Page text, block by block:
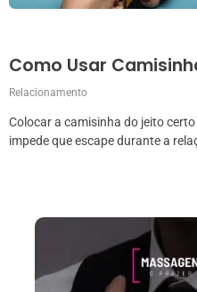
Como Usar
Relacionamento
Colocar a camisinha do jeito
impede que escape durante a